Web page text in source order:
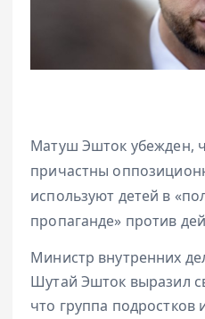
Матуш Эшток убежден,
причастны
используют детей в
пропаганде» против
Министр внутренних
Шутай Эшток выразил
что группа подростков